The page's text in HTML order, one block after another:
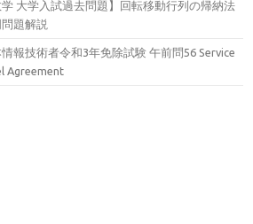
学 大学入試過去問題】回転移動行列の帰納法
題解説
報技術者令和3年免除試験 午前問56 Service
Agreement